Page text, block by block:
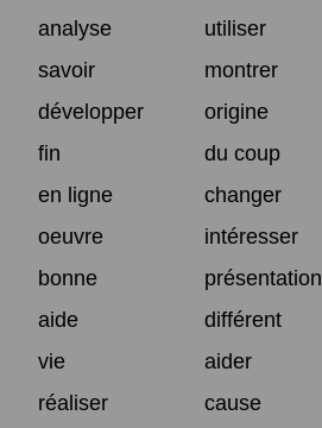
analyse
utiliser
savoir
montrer
développer
origine
fin
du coup
en ligne
changer
oeuvre
intéresser
bonne
présentation
aide
différent
vie
aider
réaliser
cause